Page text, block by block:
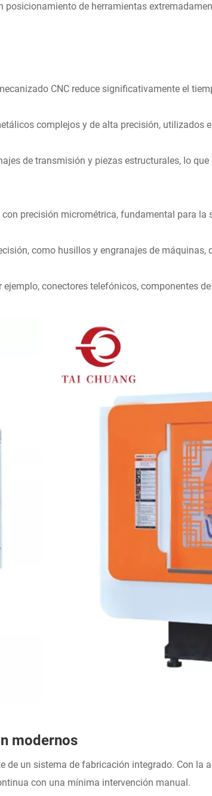
de herramientas
CNC reduce significativamente el
complejos y de alta precisión, utilizados
de transmisión y piezas estructurales, lo
precisión micrométrica, fundamental para la
como husillos y engranajes de máquinas,
conectores telefónicos, componentes
modernos
un sistema de fabricación integrado. Con
con una mínima intervención manual.